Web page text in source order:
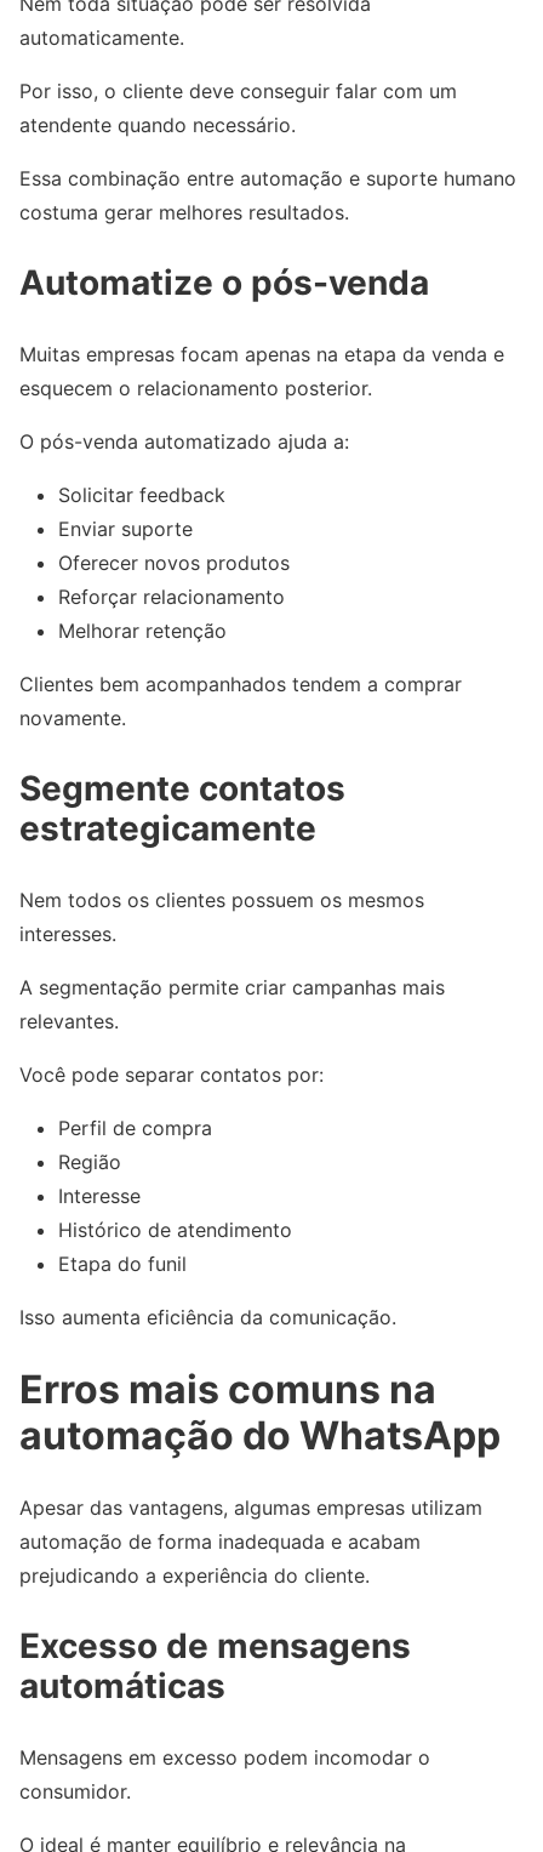
automaticamente.
Por isso, o cliente deve conseguir falar com um
atendente quando necessário.
Essa combinação entre automação e suporte humano
costuma gerar melhores resultados.
Automatize o pós-venda
Muitas empresas focam apenas na etapa da venda e
esquecem o relacionamento posterior.
O pós-venda automatizado ajuda a:
Solicitar feedback
Enviar suporte
Oferecer novos produtos
Reforçar relacionamento
Melhorar retenção
Clientes bem acompanhados tendem a comprar
novamente.
Segmente contatos
estrategicamente
Nem todos os clientes possuem os mesmos
interesses.
A segmentação permite criar campanhas mais
relevantes.
Você pode separar contatos por:
Perfil de compra
Região
Interesse
Histórico de atendimento
Etapa do funil
Isso aumenta eficiência da comunicação.
Erros mais comuns na
automação do WhatsApp
Apesar das vantagens, algumas empresas utilizam
automação de forma inadequada e acabam
prejudicando a experiência do cliente.
Excesso de mensagens
automáticas
Mensagens em excesso podem incomodar o
consumidor.
O ideal é manter equilíbrio e relevância na